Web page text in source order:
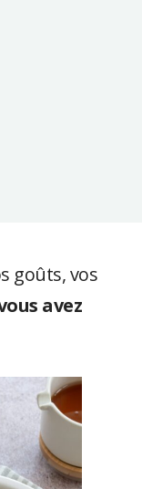
goûts, vos
avez